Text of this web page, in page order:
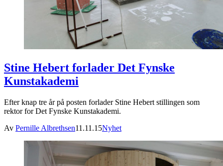
Stine Hebert forlader Det Fynske
Kunstakademi
Efter knap tre år på posten forlader Stine Hebert stillingen som
rektor for Det Fynske Kunstakademi.
Av Pernille Albrethsen11.11.15Nyhet